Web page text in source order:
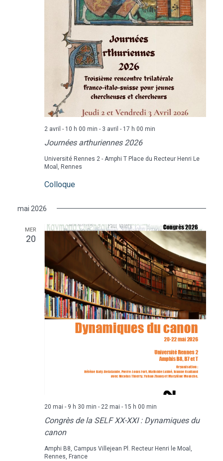
2 avril - 10 h 00 min - 3 avril - 17 h 00 min
Journées arthuriennes 2026
Université Rennes 2 - Amphi T Place du Recteur Henri Le
Moal, Rennes
Colloque
mai 2026
MER
20
20 mai - 9 h 30 min - 22 mai - 15 h 00 min
Congrès de la SELF XX-XXI : Dynamiques du
canon
Amphi B8, Campus Villejean Pl. Recteur Henri le Moal,
Rennes, France